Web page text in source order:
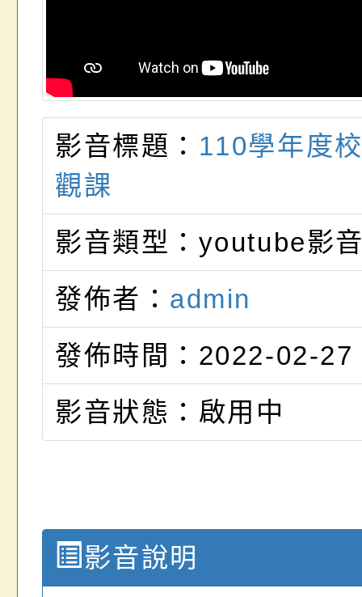
名參加，請查照
影音標題： 110學年度
觀課
影音類型：youtube影
發佈者： admin
發佈時間：2022-02-27
影音狀態：啟用中
影音說明